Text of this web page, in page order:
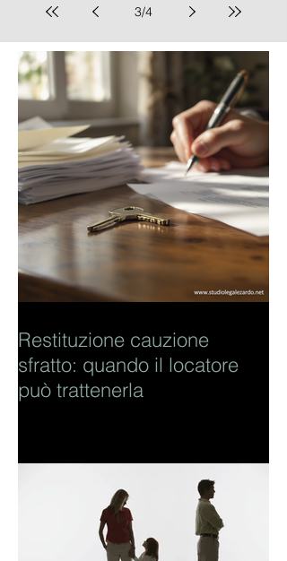
3/4
Restituzione cauzione
sfratto: quando il locatore
può trattenerla